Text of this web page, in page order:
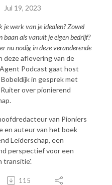
Jul 19, 2023
je werk van je idealen?Zowel
baan als vanuit je eigen bedrijf?
nu nodig in deze veranderende
deze aflevering van de
Podcast gaat host
in gesprek met
over pionierend
van Pioniers
en auteur van het boek
Leiderschap, een
perspectief voor een
transitie'.
115